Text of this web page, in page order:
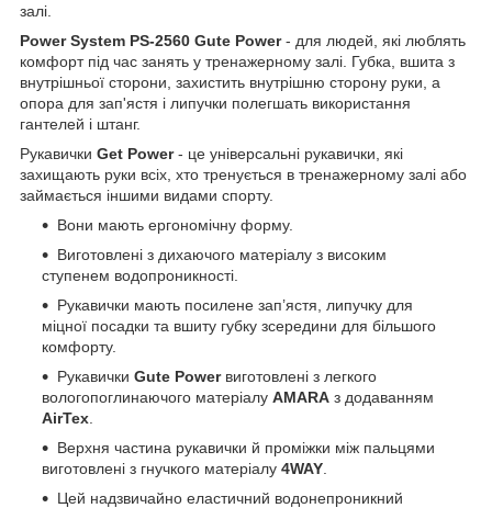
залі.
Power System PS-2560 Gute Power- для людей, які люблять
комфорт під час занять у тренажерному залі. Губка, вшита з
внутрішньої сторони, захистить внутрішню сторону руки, а
опора для зап'ястя і липучки полегшать використання
гантелей і штанг.
Рукавички Get Power- це універсальні рукавички, які
захищають руки всіх, хто тренується в тренажерному залі або
займається іншими видами спорту.
Вони мають ергономічну форму.
Виготовлені з дихаючого матеріалу з високим
ступенем водопроникності.
Рукавички мають посилене зап’ястя, липучку для
міцної посадки та вшиту губку зсередини для більшого
комфорту.
Рукавички Gute Powerвиготовлені з легкого
вологопоглинаючого матеріалу AMARA з додаванням
AirTex
Верхня частина рукавички й проміжки між пальцями
виготовлені з гнучкого матеріалу 4WAY
Цей надзвичайно еластичний водонепроникний